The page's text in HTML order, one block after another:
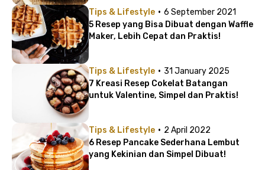
Tips & Lifestyle · 6 September 2021
5 Resep yang Bisa Dibuat dengan Waffle
Maker, Lebih Cepat dan Praktis!
Tips & Lifestyle · 31 January 2025
7 Kreasi Resep Cokelat Batangan
untuk Valentine, Simpel dan Praktis!
Tips & Lifestyle · 2 April 2022
6 Resep Pancake Sederhana Lembut
yang Kekinian dan Simpel Dibuat!